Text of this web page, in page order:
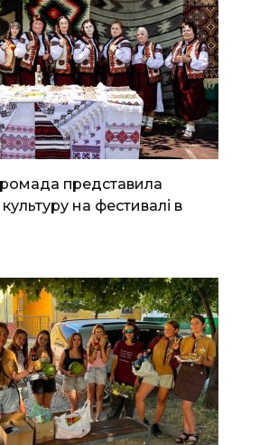
представила
на фестивалі в